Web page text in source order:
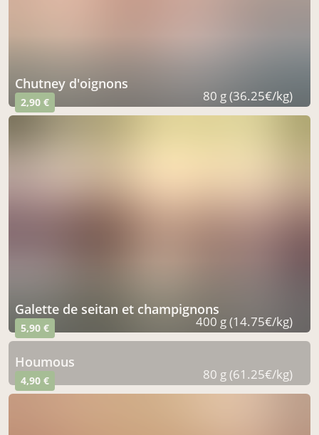
chutney d'oignons
2,90 € 80 g (36.25€/kg)
galette de seitan et champignons
5,90 € 400 g (14.75€/kg)
houmous
4,90 € 80 g (61.25€/kg)